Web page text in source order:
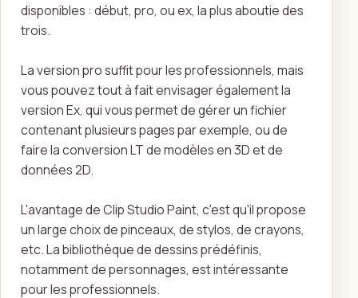
disponibles : début, pro, ou ex, la plus aboutie des
trois.
La version pro suffit pour les professionnels, mais
vous pouvez tout à fait envisager également la
version Ex, qui vous permet de gérer un fichier
contenant plusieurs pages par exemple, ou de
faire la conversion LT de modèles en 3D et de
données 2D.
L'avantage de Clip Studio Paint, c'est qu'il propose
un large choix de pinceaux, de stylos, de crayons,
etc. La bibliothèque de dessins prédéfinis,
notamment de personnages, est intéressante
pour les professionnels.